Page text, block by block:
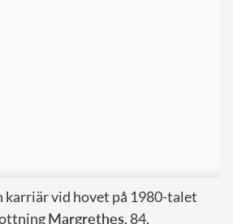
vid hovet på 1980-talet
Margrethes, 84,